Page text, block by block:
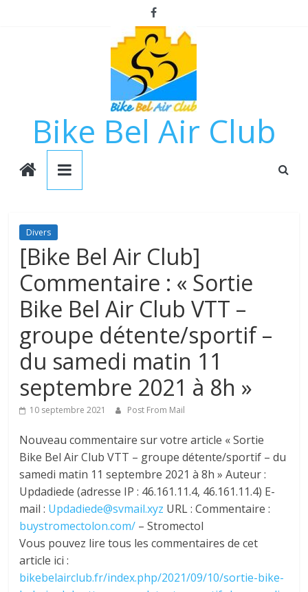
Bike Bel Air Club
Divers
[Bike Bel Air Club]
Commentaire : « Sortie
Bike Bel Air Club VTT –
groupe détente/sportif –
du samedi matin 11
septembre 2021 à 8h »
10 septembre 2021 Post From Mail
Nouveau commentaire sur votre article « Sortie
Bike Bel Air Club VTT – groupe détente/sportif – du
samedi matin 11 septembre 2021 à 8h » Auteur :
Updadiede (adresse IP : 46.161.11.4, 46.161.11.4) E-
mail : Updadiede@svmail.xyz URL : Commentaire :
buystromectolon.com/ – Stromectol
Vous pouvez lire tous les commentaires de cet
article ici :
bikebelairclub.fr/index.php/2021/09/10/sortie-bike-